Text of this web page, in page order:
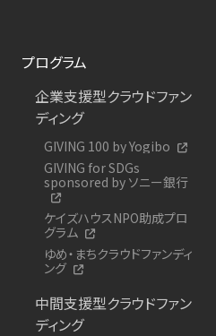
プログラム
企業支援型クラウドファン
ディング
GIVING 100 by Yogibo
GIVING for SDGs
sponsored by ソニー銀行
ケイズハウスNPO助成プロ
グラム
ゆめ・まちクラウドファンディ
ング
中間支援型クラウドファン
ディング